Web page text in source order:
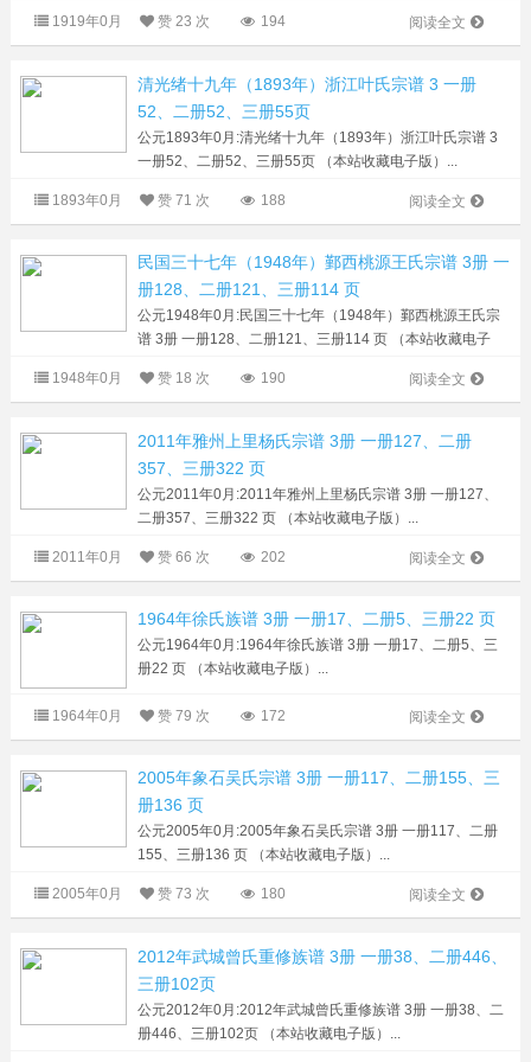
阅读全文
1919年0月 赞23 次 194
清光绪十九年（1893年）浙江叶氏宗谱 3 一册
52、二册52、三册55页
公元1893年0月:清光绪十九年（1893年）浙江叶氏宗谱 3
一册52、二册52、三册55页 （本站收藏电子版）...
阅读全文
1893年0月 赞71 次 188
民国三十七年（1948年）鄞西桃源王氏宗谱 3册 一
册128、二册121、三册114 页
公元1948年0月:民国三十七年（1948年）鄞西桃源王氏宗
谱 3册 一册128、二册121、三册114 页 （本站收藏电子
阅读全文
1948年0月 赞 18 次 190
2011年雅州上里杨氏宗谱 3册 一册127、二册
357、三册322 页
公元2011年0月:2011年雅州上里杨氏宗谱 3册 一册127、
二册357、三册322 页 （本站收藏电子版）...
阅读全文
2011年0月 赞66 次 202
1964年徐氏族谱 3册 一册17、二册5、三册22 页
公元1964年0月:1964年徐氏族谱 3册 一册17、二册5、三
册22 页 （本站收藏电子版）...
阅读全文
1964年0月 赞79 次 172
2005年象石吴氏宗谱 3册 一册117、二册155、三
册136 页
公元2005年0月:2005年象石吴氏宗谱 3册 一册117、二册
155、三册136 页 （本站收藏电子版）...
阅读全文
2005年0月 赞73 次 180
2012年武城曾氏重修族谱 3册 一册38、二册446、
三册102页
公元2012年0月:2012年武城曾氏重修族谱 3册 一册38、二
册446、三册102页 （本站收藏电子版）...